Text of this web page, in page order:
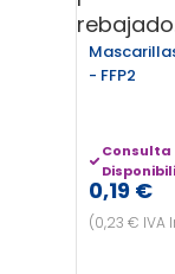
- FFP2
Consulta
0,19 €
(0,23 € IVA